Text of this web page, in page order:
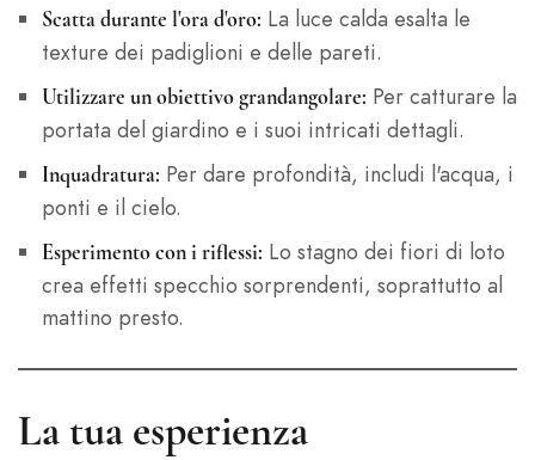
Scatta durante l'ora d'oro: La luce calda esalta le
texture dei padiglioni e delle pareti.
Utilizzare un obiettivo grandangolare: Per catturare la
portata del giardino e i suoi intricati dettagli.
Inquadratura: Per dare profondità, includi l'acqua, i
ponti e il cielo.
Esperimento con i riflessi: Lo stagno dei fiori di loto
crea effetti specchio sorprendenti, soprattutto al
mattino presto.
La tua esperienza